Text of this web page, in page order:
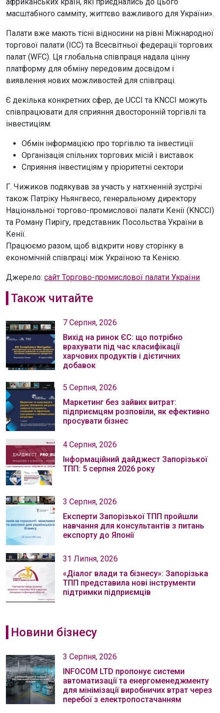
африканських країн, які приєднались до цього
масштабного самміту, життєво важливого для України».
Палати вже мають тісні відносини на рівні Міжнародної
торгової палати (ICC) та Всесвітньої федерації торгових
палат (WFC). Ця глобальна співпраця надала цінну
платформу для обміну передовим досвідом і
виявлення нових можливостей для співпраці.
Є декілька конкретних сфер, де UCCI та KNCCI можуть
співпрацювати для сприяння двосторонній торгівлі та
інвестиціям:
Обмін інформацією про торгівлю та інвестиції
Організація спільних торгових місій і виставок
Сприяння інвестиціям у пріоритетні сектори
Г. Чижиков подякував за участь у натхненній зустрічі
також Патріку Ньянгвесо, генеральному директору
Національної торгово-промислової палати Кенії (KNCCI)
та Роману Пирігу, представник Посольства України в
Кенії.
Працюємо разом, щоб відкрити нову сторінку в
економічній співпраці між Україною та Кенією.
Джерело: сайт Торгово-промислової палати України
Також читайте
7 Серпня, 2026
Вихід на ринок ЄС: що потрібно
врахувати під час класифікації
харчових продуктів і дієтичних
добавок
5 Серпня, 2026
Маркетинг без зайвих витрат:
підприємцям розповіли, як ефективно
просувати бізнес
4 Серпня, 2026
Інформаційний дайджест Запорізької
ТПП: 5 серпня 2026 року
3 Серпня, 2026
Експерти Запорізької ТПП пройшли
навчання для консультантів з питань
експорту до Японії
31 Липня, 2026
«Діалог влади та бізнесу»: Запорізька
ТПП представила нові інструменти
підтримки підприємців
Новини бізнесу
3 Серпня, 2026
INFOCOM LTD пропонує системи
автоматизації та енергоменеджменту
для мінімізації виробничих втрат через
перебої з електропостачанням